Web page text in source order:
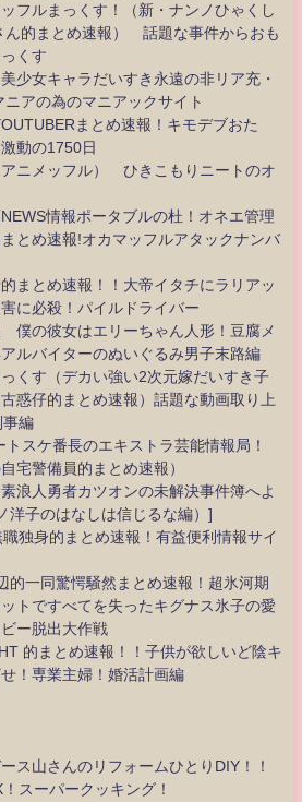
フルまっくす！（新・ナンノひゃくし
ん的まとめ速報） 話題な事件からおも
くす
少女キャラだいすき永遠の非リア充・
アの為のマニアックサイト
まとめ速報！キモデブおた
動の1750日
ニメッフル） ひきこもりニートのオ
情報ポータブルの杜！オネエ管理
とめ速報!オカマッフルアタックナンバ
まとめ速報！！大帝イタチにラリアッ
に必殺！パイルドライバー
僕の彼女はエリーちゃん人形！豆腐メ
ルバイターのぬいぐるみ男子末路編
くす（デカい強い2次元嫁だいすき子
惑仔的まとめ速報）話題な動画取り上
事編
スケ番長のエキストラ芸能情報局！
宅警備員的まとめ速報）
浪人勇者カツオンの未解決事件簿へよ
洋子のはなしは信じるな編）]
身的まとめ速報！有益便利情報サイ
的一同驚愕騒然まとめ速報！超氷河期
トですべてを失ったキグナス氷子の愛
ー脱出大作戦
的まとめ速報！！子供が欲しいど陰キ
！専業主婦！婚活計画編
ス山さんのリフォームひとりDIY！！
スーパークッキング！